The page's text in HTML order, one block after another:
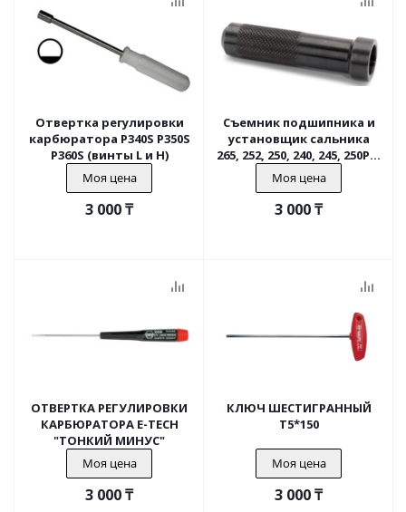
Отвертка регулировки
карбюратора Р340S P350S
P360S (винты L и H)
Моя цена
3 000₸
Съемник подшипника и
установщик сальника
265, 252, 250, 240, 245, 250PS,
225, 226R, 143R-II, 555R
Моя цена
3 000₸
ОТВЕРТКА РЕГУЛИРОВКИ
КАРБЮРАТОРА E-TECH
"ТОНКИЙ МИНУС"
Моя цена
3 000₸
КЛЮЧ ШЕСТИГРАННЫЙ
T5*150
Моя цена
3 000₸